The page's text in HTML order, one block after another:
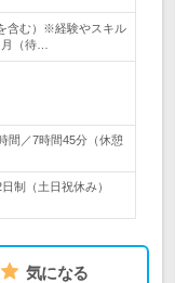
含む）※経験やスキル
（待…
／7時間45分（休憩
制（土日祝休み）
気になる